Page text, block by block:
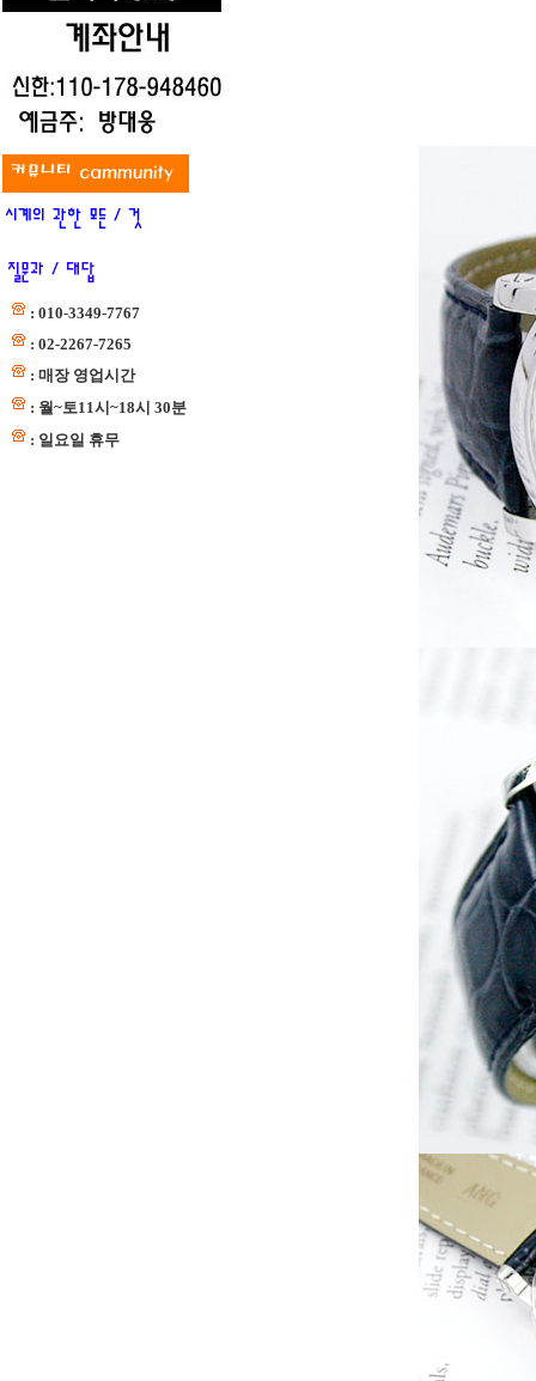
: 010-3349-7767
: 02-2267-7265
: 매장 영업시간
: 월~토11시~18시 30분
: 일요일 휴무